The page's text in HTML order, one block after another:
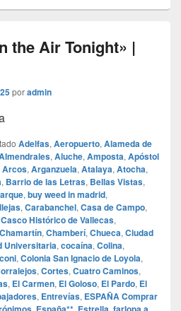
the Air Tonight» |
poradmin
Adelfas, Aeropuerto, Alameda de
, Aluche, Amposta, Apóstol
Arcos, Arganzuela, Atalaya, Atocha,
, Barrio de las Letras, Bellas Vistas,
, buy weed in madrid,
, Carabanchel, Casa de Campo,
Casco Histórico de Vallecas,
Chamartín, Chamberí, Chueca, Ciudad
Universitaria, cocaína, Colina,
, Colonia San Ignacio de Loyola,
, Cortes, Cuatro Caminos,
, El Carmen, El Goloso, El Pardo, El
, Entrevías, ESPAÑA Comprar